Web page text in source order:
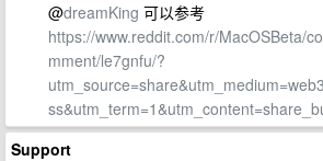
@dreamKing 可以参考
https://www.reddit.com/r/MacOSBeta/
mment/le7gnfu/?
Support